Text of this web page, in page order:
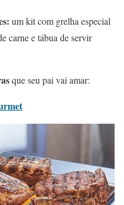
um kit com grelha especial
carne e tábua de servir
que seu pai vai amar: